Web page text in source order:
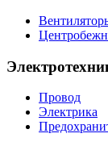
Провод
Электрика